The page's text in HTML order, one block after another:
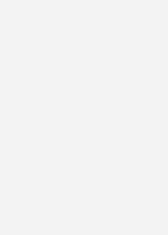
Klimaschutz
Bundesregierung